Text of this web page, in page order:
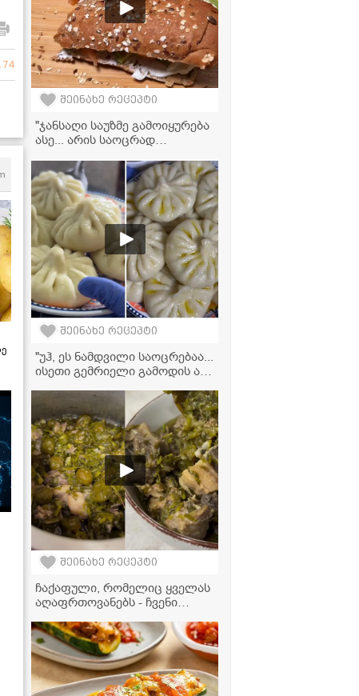
შეინახე რეცეპტი
"ჯანსაღი საუზმე გამოიყურება
ასე... არის საოცრად
სენდვიჩი
შეინახე რეცეპტი
"უჰ, ეს ნამდვილი საოცრებაა...
ისეთი გემრიელი გამოდის ამ
უნდა სცადოთ მომზადება!" -
კარტოფილის ხინკლის
ვიდეორეცეპტი
შეინახე რეცეპტი
ჩაქაფული, რომელიც ყველას
აღაფრთოვანებს - ჩვენი